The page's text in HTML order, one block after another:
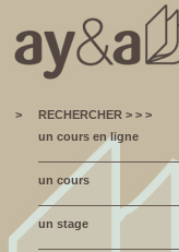
>
RECHERCHER > > >
un cours en ligne
un cours
un stage